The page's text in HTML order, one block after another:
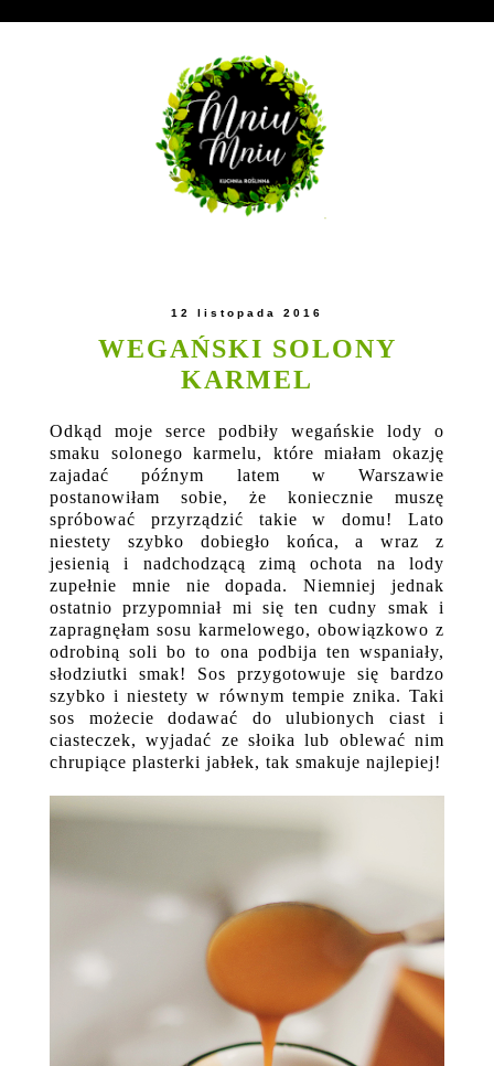
12 listopada 2016
WEGAŃSKI SOLONY
KARMEL
Odkąd moje serce podbiły wegańskie lody o
smaku solonego karmelu, które miałam okazję
zajadać późnym latem w Warszawie
postanowiłam sobie, że koniecznie muszę
spróbować przyrządzić takie w domu! Lato
niestety szybko dobiegło końca, a wraz z
jesienią i nadchodzącą zimą ochota na lody
zupełnie mnie nie dopada. Niemniej jednak
ostatnio przypomniał mi się ten cudny smak i
zapragnęłam sosu karmelowego, obowiązkowo z
odrobiną soli bo to ona podbija ten wspaniały,
słodziutki smak! Sos przygotowuje się bardzo
szybko i niestety w równym tempie znika. Taki
sos możecie dodawać do ulubionych ciast i
ciasteczek, wyjadać ze słoika lub oblewać nim
chrupiące plasterki jabłek, tak smakuje najlepiej!